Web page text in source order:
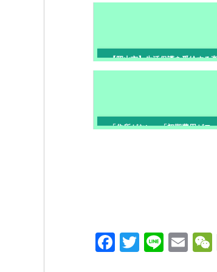
で見られるポイ
【岡山市】生活保護を受給する
宅扶助内で借り
「住所がない」「初期費用ゼロ
F
T
Li
E